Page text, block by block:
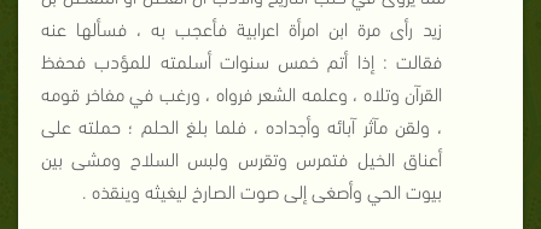
زيد رأى مرة ابن امرأة اعرابية فأعجب به ، فسألها عنه
فقالت : إذا أتم خمس سنوات أسلمته للمؤدب فحفظ
القرآن وتلاه ، وعلمه الشعر فرواه ، ورغب في مفاخر قومه
، ولقن مآثر آبائه وأجداده ، فلما بلغ الحلم ؛ حملته على
أعناق الخيل فتمرس وتقرس ولبس السلاح ومشى بين
بيوت الحي وأصغى إلى صوت الصارخ ليغيثه وينقذه .